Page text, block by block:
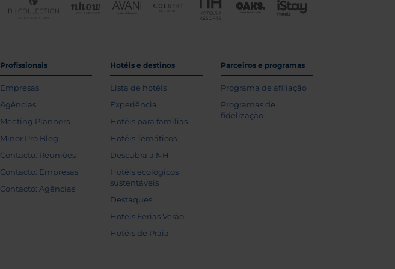
Profissionais
Empresas
Agências
Meeting Planners
Minor Pro Blog
Contacto: Reuniões
Contacto: Empresas
Contacto: Agências
Hotéis e destinos
Lista de hotéis
Experiência
Hotéis para famílias
Hotéis Temáticos
Descubra a NH
Hotéis ecológicos
sustentáveis
Destaques
Hoteis Ferias Verão
Hotéis de Praia
Parceiros e programas
Programa de afiliação
Programas de
fidelização